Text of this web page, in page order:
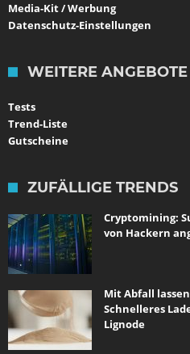
Media-Kit / Werbung
Datenschutz-Einstellungen
WEITERE ANGEBOTE
Tests
Trend-Liste
Gutscheine
ZUFÄLLIGE TRENDS
Cryptomining:
von Hackern
Mit Abfall
Schnelleres
Lignode